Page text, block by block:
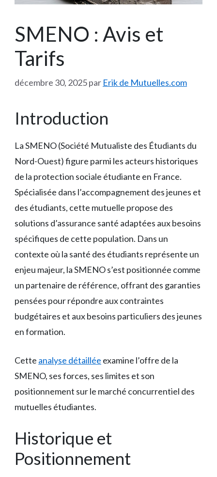
SMENO : Avis et
Tarifs
décembre 30, 2025par Erik de Mutuelles.com
Introduction
La SMENO (Société Mutualiste des Étudiants du
Nord-Ouest) figure parmi les acteurs historiques
de la protection sociale étudiante en France.
Spécialisée dans l’accompagnement des jeunes et
des étudiants, cette mutuelle propose des
solutions d’assurance santé adaptées aux besoins
spécifiques de cette population. Dans un
contexte où la santé des étudiants représente un
enjeu majeur, la SMENO s’est positionnée comme
un partenaire de référence, offrant des garanties
pensées pour répondre aux contraintes
budgétaires et aux besoins particuliers des jeunes
en formation.
Cette analyse détaillée examine l’offre de la
SMENO, ses forces, ses limites et son
positionnement sur le marché concurrentiel des
mutuelles étudiantes.
Historique et
Positionnement